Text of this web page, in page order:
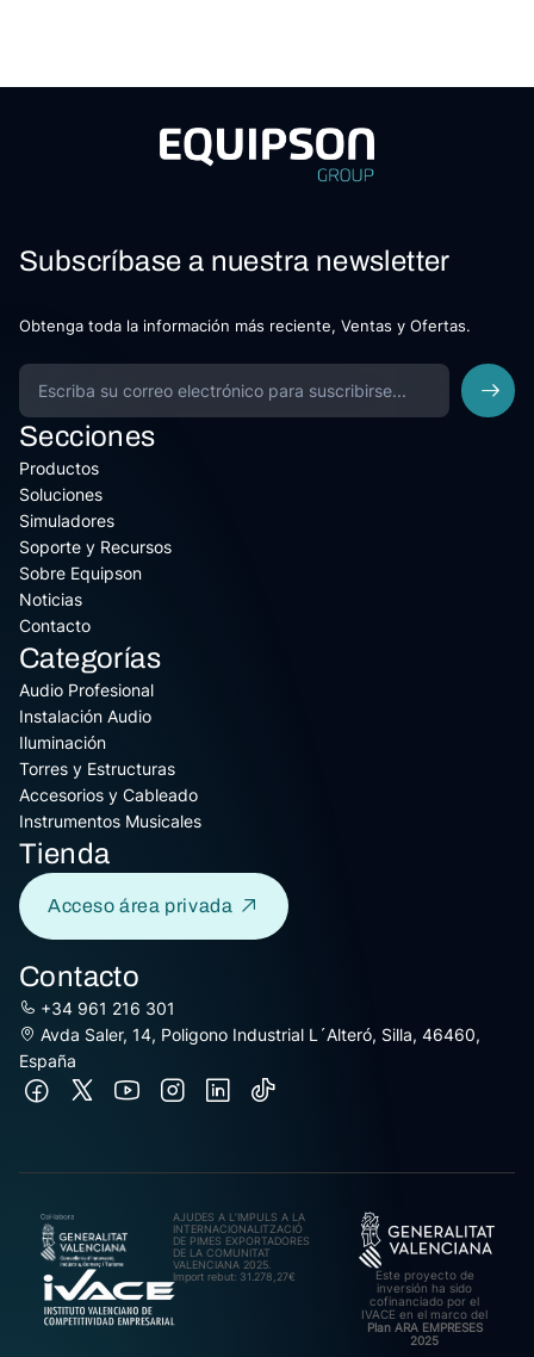
Subscríbase a nuestra newsletter
Obtenga toda la información más reciente, Ventas y Ofertas.
Secciones
Productos
Soluciones
Simuladores
Soporte y Recursos
Sobre Equipson
Noticias
Contacto
Categorías
Audio Profesional
Instalación Audio
Iluminación
Torres y Estructuras
Accesorios y Cableado
Instrumentos Musicales
Tienda
Acceso área privada
Contacto
+34 961 216 301
Avda Saler, 14, Poligono Industrial L´Alteró, Silla, 46460,
España
AJUDES A L’IMPULS A LA
INTERNACIONALITZACIÓ
DE PIMES EXPORTADORES
DE LA COMUNITAT
VALENCIANA 2025.
Import rebut: 31.278,27€
Este proyecto de
inversión ha sido
cofinanciado por el
IVACE en el marco del
Plan ARA EMPRESES
2025